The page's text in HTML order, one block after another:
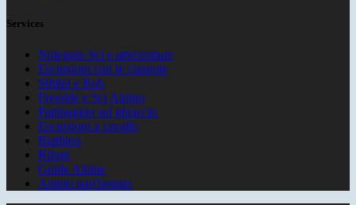
Services
Noleggio Sci e attrezzature
Escursioni con le ciaspole
Slittini e Bob
Freeride e Sci Alpino
Pattinaggio sul ghiaccio
Escursioni a cavallo
Biathlon
Rifugi
Guide Alpine
Ampio parcheggio